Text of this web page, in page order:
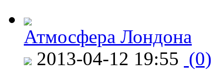
Атмосфера Лондона
2013-04-12 19:55 (0)